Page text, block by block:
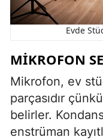
Evde
MIKROFON
Mikrofon, ev
parçasıdır
belirler.
enstrüman